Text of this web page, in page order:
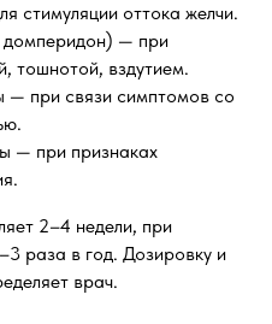
стимуляции оттока желчи.
домперидон) — при
тошнотой, вздутием.
— при связи симптомов со
— при признаках
2–4 недели, при
раза в год. Дозировку и
врач.